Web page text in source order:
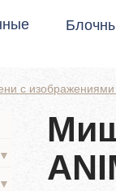
с изображениями
▼
▼